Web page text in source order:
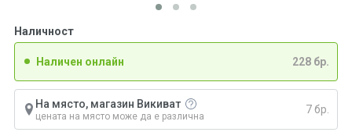
Наличност
Наличен онлайн 228 бр.
На място, магазин Викиват
цената на място може да е различна
7 бр.